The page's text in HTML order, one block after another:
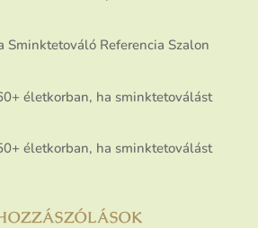
Sminktetováló Referencia Szalon
életkorban, ha sminktetoválást
életkorban, ha sminktetoválást